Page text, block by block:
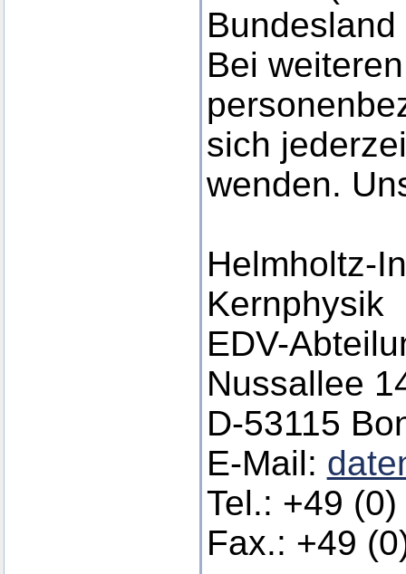
Bei
sich
wenden.
Helmholtz-
Kernphysik
EDV-
Nussallee
D-53115
E-Mail:
Tel.: +49
Fax.: +49